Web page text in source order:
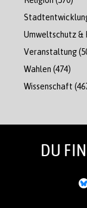
Umweltschutz &
Veranstaltung
Wahlen (474)
Wissenschaft
DU